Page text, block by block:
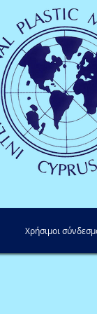
Χρήσιμοι